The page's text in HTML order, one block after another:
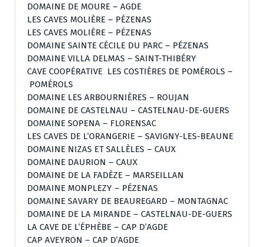
DOMAINE DE MOURE – AGDE
LES CAVES MOLIÈRE – PÉZENAS
LES CAVES MOLIÈRE – PÉZENAS
DOMAINE SAINTE CÉCILE DU PARC – PÉZENAS
DOMAINE VILLA DELMAS – SAINT-THIBÉRY
CAVE COOPÉRATIVE LES COSTIÈRES DE POMÉROLS –
POMÉROLS
DOMAINE LES ARBOURNIÈRES – ROUJAN
DOMAINE DE CASTELNAU – CASTELNAU-DE-GUERS
DOMAINE SOPENA – FLORENSAC
LES CAVES DE L’ORANGERIE – SAVIGNY-LES-BEAUNE
DOMAINE NIZAS ET SALLÈLES – CAUX
DOMAINE DAURION – CAUX
DOMAINE DE LA FADÈZE – MARSEILLAN
DOMAINE MONPLEZY – PÉZENAS
DOMAINE SAVARY DE BEAUREGARD – MONTAGNAC
DOMAINE DE LA MIRANDE – CASTELNAU-DE-GUERS
LA CAVE DE L’ÉPHÈBE – CAP D’AGDE
CAP AVEYRON – CAP D’AGDE